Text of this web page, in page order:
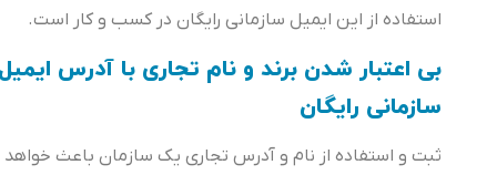
استفاده از این ایمیل سازمانی رایگان در کسب و کار است.
بی اعتبار شدن برند و نام تجاری با آدرس ایمیل
سازمانی رایگان
ثبت و استفاده از نام و آدرس تجاری یک سازمان باعث خواهد